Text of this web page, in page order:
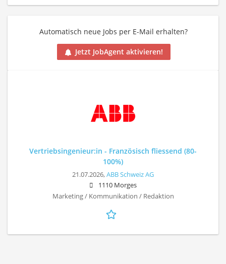
Automatisch neue Jobs per E-Mail erhalten?
Jetzt JobAgent aktivieren!
Vertriebsingenieur:in - Französisch fliessend (80-
100%)
21.07.2026,ABB Schweiz AG
1110 Morges
Marketing / Kommunikation / Redaktion